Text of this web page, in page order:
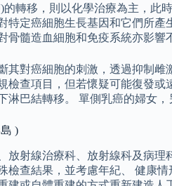
轉移，則以化學治療為主，此
特定癌細胞生長基因和它們所
髓造血細胞和免疫系統亦影響
其對癌細胞的刺激，透過抑制
檢查項目，但若懷疑可能復發
淋巴結轉移。 單側乳癌的婦女
)
放射線治療科、放射線科及病
檢查結果，並考慮年紀、 健康